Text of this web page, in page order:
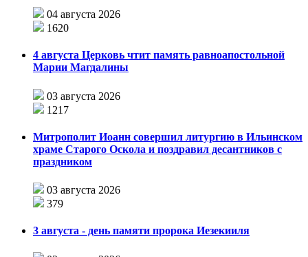
04 августа 2026
1620
4 августа Церковь чтит память равноапостольной
Марии Магдалины
03 августа 2026
1217
Митрополит Иоанн совершил литургию в Ильинском
храме Старого Оскола и поздравил десантников с
праздником
03 августа 2026
379
3 августа - день памяти пророка Иезекииля